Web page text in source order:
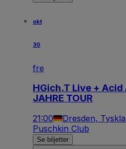
okt
30
fre
HGich.T Live +
JAHRE TOUR
21:00 Dresden,
Puschkin Club
Se biljetter